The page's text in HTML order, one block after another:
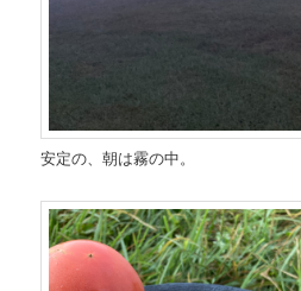
安定の、朝は霧の中。